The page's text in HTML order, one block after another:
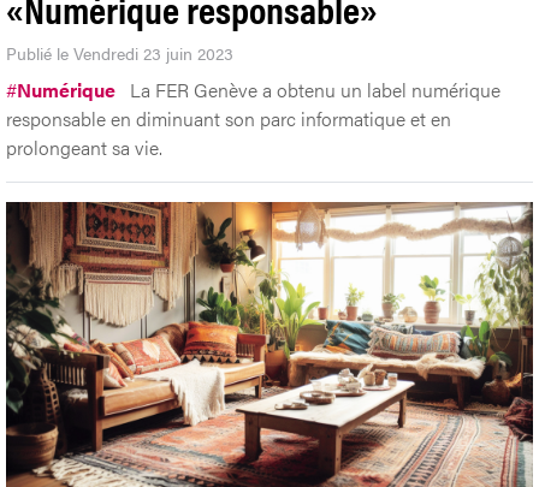
Publié le Vendredi 23 juin 2023
#Numérique La FER Genève a obtenu un label numérique
responsable en diminuant son parc informatique et en
prolongeant sa vie.